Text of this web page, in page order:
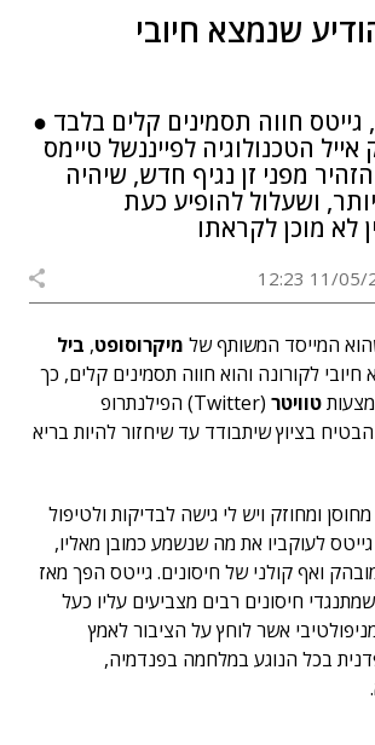
שנמצא חיובי
גייטס חווה תסמינים קלים בלבד ●
אייל הטכנולוגיה לפייננשל טיימס
מפני זן נגיף חדש, שיהיה
ושעלול להופיע כעת
לא מוכן לקראתו
11/05/
המייסד המשותף של מיקרוסופט, ביל
לקורונה והוא חווה תסמינים קלים, כך
טוויטר
(Twitter) הפילנתרופ
בציוץ שיתבודד עד שיחזור להיות בריא
ומחוזק ויש לי גישה לבדיקות ולטיפול
לעוקביו את מה שנשמע כמובן מאליו,
ואף קולני של חיסונים. גייטס הפך מאז
חיסונים רבים מצביעים עליו כעל
אשר לוחץ על הציבור לאמץ
בכל הנוגע במלחמה בפנדמיה,